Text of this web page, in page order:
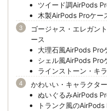
ツイード調AirPods
木製AirPods Proケー
ゴージャス・エレガン
ース
大理石風AirPods Pro
シェル風AirPods Pro
ラインストーン・キ
かわいい・キャラクタ
ぬいぐるみAirPods
トランク風のAirPods